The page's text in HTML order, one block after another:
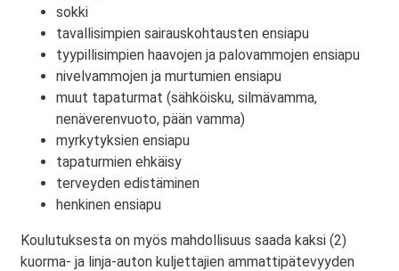
sokki
tavallisimpien sairauskohtausten ensiapu
tyypillisimpien haavojen ja palovammojen ensiapu
nivelvammojen ja murtumien ensiapu
muut tapaturmat (sähköisku, silmävamma,
nenäverenvuoto, pään vamma)
myrkytyksien ensiapu
tapaturmien ehkäisy
terveyden edistäminen
henkinen ensiapu
Koulutuksesta on myös mahdollisuus saada kaksi (2)
kuorma- ja linja-auton kuljettajien ammattipätevyyden